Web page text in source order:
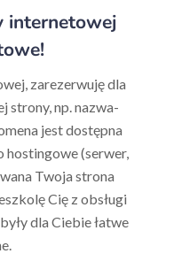
internetowej
zarezerwuję dla
strony, np. nazwa-
jest dostępna
hostingowe (serwer,
Twoja strona
Cię z obsługi
dla Ciebie łatwe